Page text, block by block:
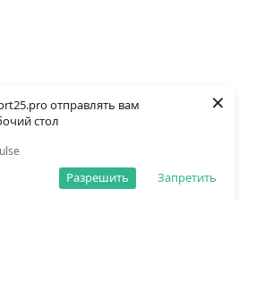
отправлять вам
стол
Запретить
Разрешить
×